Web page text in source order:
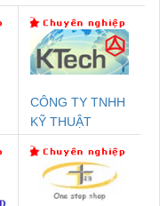
CÔNG TY TNHH
KỸ THUẬT
NAM